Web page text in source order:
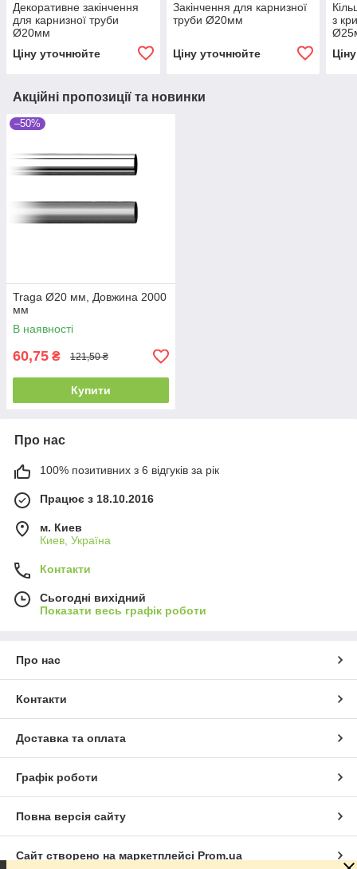
Декоративне закінчення
для карнизної труби
Ø20мм
Ціну уточнюйте
Закінчення для карнизної
труби Ø20мм
Ціну уточнюйте
з
Акційні пропозиції та новинки
–50%
Traga Ø20 мм, Довжина 2000
мм
В наявності
60,75 ₴ 121,50 ₴
Купити
Про нас
100% позитивних з 6 відгуків за рік
Працює з 18.10.2016
м. Киев
Киев, Україна
Контакти
Сьогодні вихідний
Показати весь графік роботи
Про нас
Контакти
Доставка та оплата
Графік роботи
Повна версія сайту
Сайт створено на маркетплейсі Prom.ua